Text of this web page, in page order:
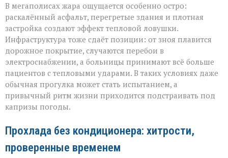
В мегаполисах жара ощущается особенно остро:
раскалённый асфальт, перегретые здания и плотная
застройка создают эффект тепловой ловушки.
Инфраструктура тоже сдаёт позиции: от зноя плавится
дорожное покрытие, случаются перебои в
электроснабжении, а больницы принимают всё больше
пациентов с тепловыми ударами. В таких условиях даже
обычная прогулка может стать испытанием, а
привычный ритм жизни приходится подстраивать под
капризы погоды.
Прохлада без кондиционера: хитрости,
проверенные временем